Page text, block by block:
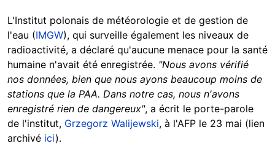
L'Institut polonais de météorologie et de gestion de
l'eau (IMGW), qui surveille également les niveaux de
radioactivité, a déclaré qu'aucune menace pour la santé
humaine n'avait été enregistrée. "Nous avons vérifié
nos données, bien que nous ayons beaucoup moins de
stations que la PAA. Dans notre cas, nous n'avons
enregistré rien de dangereux", a écrit le porte-parole
de l'institut, Grzegorz Walijewski, à l'AFP le 23 mai (lien
archivé ici).